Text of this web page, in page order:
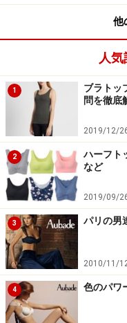
他
人
1
ブラトッ
問を徹底
2019/12/
2
ハーフト
など
2019/09/
3 パリの男
2010/11/
4 色のパワ